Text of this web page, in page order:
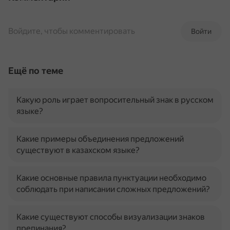
Войти
Войдите, чтобы комментировать
Ещё по теме
Какую роль играет вопросительный знак в русском
языке?
Какие примеры объединения предложений
существуют в казахском языке?
Какие основные правила пунктуации необходимо
соблюдать при написании сложных предложений?
Какие существуют способы визуализации знаков